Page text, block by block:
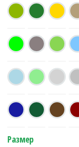
Размер